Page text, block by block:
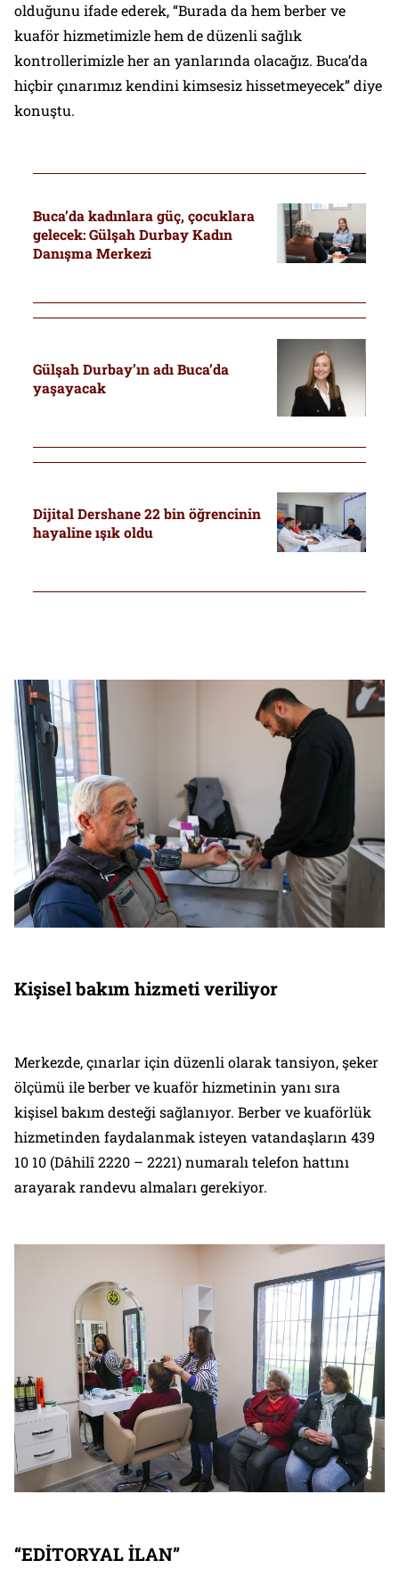
olduğunu ifade ederek, “Burada da hem berber ve
kuaför hizmetimizle hem de düzenli sağlık
kontrollerimizle her an yanlarında olacağız. Buca’da
hiçbir çınarımız kendini kimsesiz hissetmeyecek” diye
konuştu.
Buca’da kadınlara güç, çocuklara
gelecek: Gülşah Durbay Kadın
Danışma Merkezi
Gülşah Durbay’ın adı Buca’da
yaşayacak
Dijital Dershane 22 bin öğrencinin
hayaline ışık oldu
Kişisel bakım hizmeti veriliyor
Merkezde, çınarlar için düzenli olarak tansiyon, şeker
ölçümü ile berber ve kuaför hizmetinin yanı sıra
kişisel bakım desteği sağlanıyor. Berber ve kuaförlük
hizmetinden faydalanmak isteyen vatandaşların 439
10 10 (Dâhilî 2220 – 2221) numaralı telefon hattını
arayarak randevu almaları gerekiyor.
“EDİTORYAL İLAN”